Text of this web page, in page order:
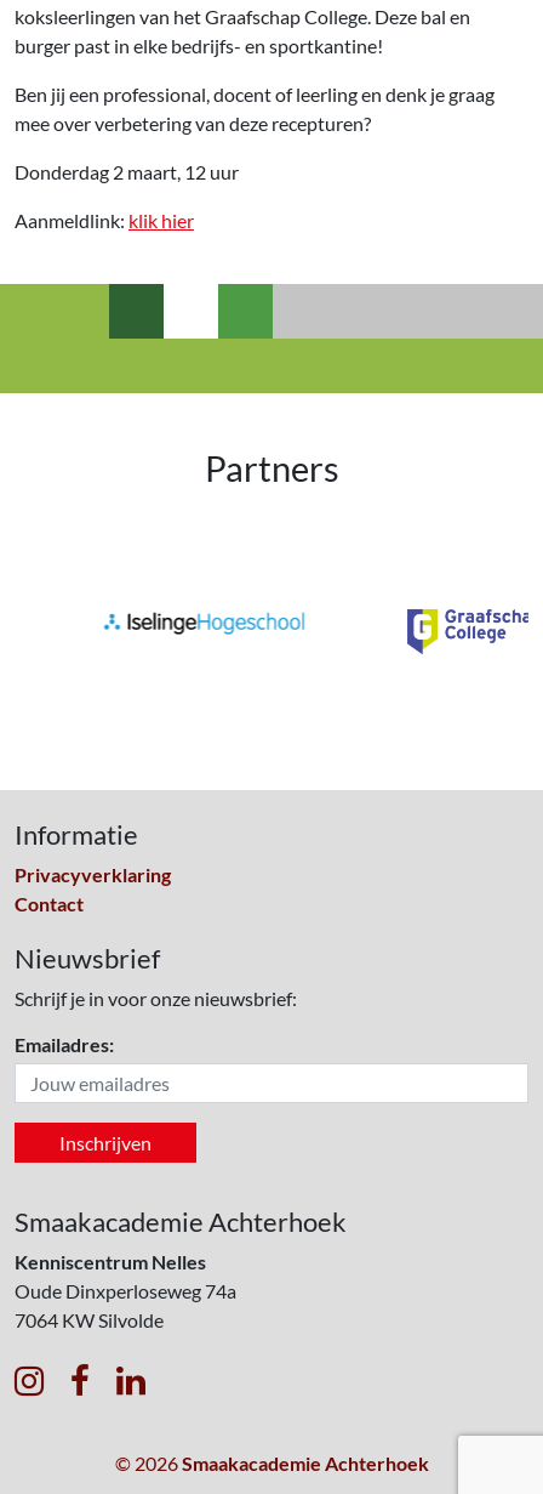
koksleerlingen van het Graafschap College. Deze bal en
burger past in elke bedrijfs- en sportkantine!
Ben jij een professional, docent of leerling en denk je graag
mee over verbetering van deze recepturen?
Donderdag 2 maart, 12 uur
Aanmeldlink: klik hier
Partners
Informatie
Privacyverklaring
Contact
Nieuwsbrief
Schrijf je in voor onze nieuwsbrief:
Emailadres:
Smaakacademie Achterhoek
Kenniscentrum Nelles
Oude Dinxperloseweg 74a
7064 KWSilvolde
  
© 2026Smaakacademie Achterhoek